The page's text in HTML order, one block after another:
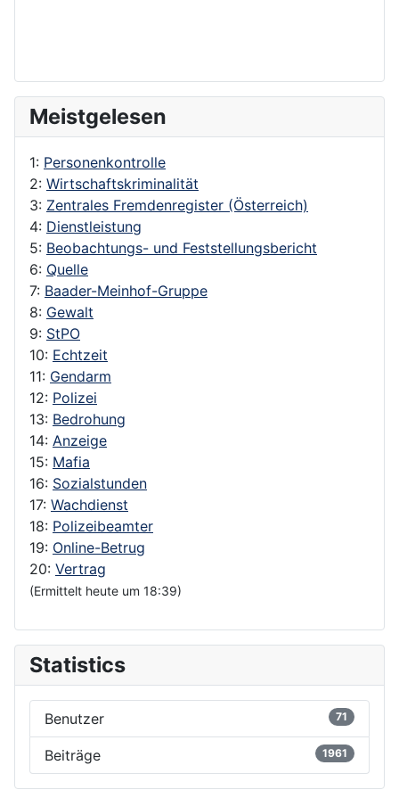
Meistgelesen
1: Personenkontrolle
2: Wirtschaftskriminalität
3: Zentrales Fremdenregister (Österreich)
4: Dienstleistung
5: Beobachtungs- und Feststellungsbericht
6: Quelle
7: Baader-Meinhof-Gruppe
8: Gewalt
9: StPO
10: Echtzeit
11: Gendarm
12: Polizei
13: Bedrohung
14: Anzeige
15: Mafia
16: Sozialstunden
17: Wachdienst
18: Polizeibeamter
19: Online-Betrug
20: Vertrag
(Ermittelt heute um 18:39)
Statistics
Benutzer 71
Beiträge 1961